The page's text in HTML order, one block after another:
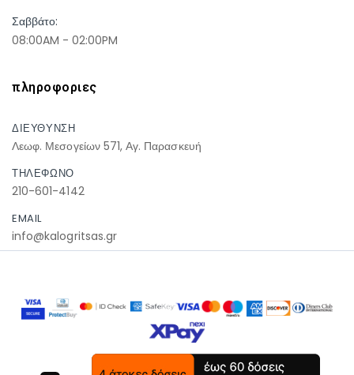
Σαββάτο:
08:00AM - 02:00PM
πληροφοριες
ΔΙΕΥΘΥΝΣΗ
Λεωφ. Μεσογείων 571, Αγ. Παρασκευή
ΤΗΛΕΦΩΝΟ
210-601-4142
EMAIL
info@kalogritsas.gr